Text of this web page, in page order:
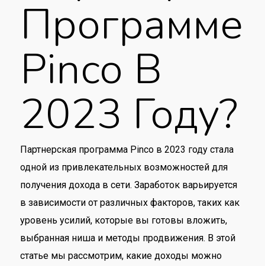
Программе
Pinco В
2023 Году?
Партнерская программа Pinco в 2023 году стала
одной из привлекательных возможностей для
получения дохода в сети. Заработок варьируется
в зависимости от различных факторов, таких как
уровень усилий, которые вы готовы вложить,
выбранная ниша и методы продвижения. В этой
статье мы рассмотрим, какие доходы можно